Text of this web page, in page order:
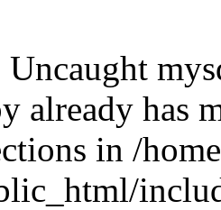
Uncaught
already has
in /